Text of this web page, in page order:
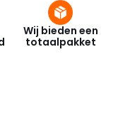
Wij bieden een
totaalpakket